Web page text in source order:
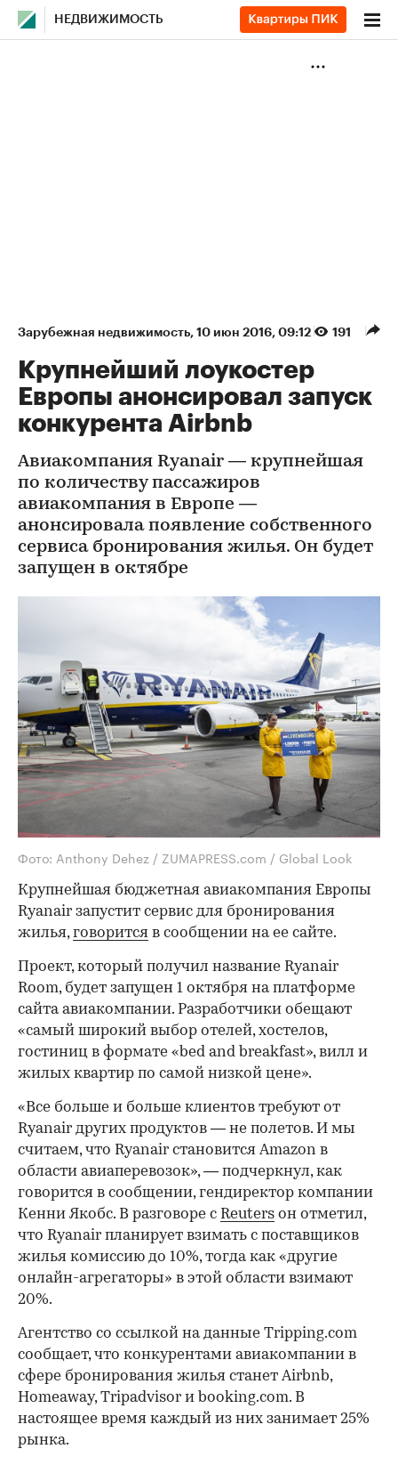
НЕДВИЖИМОСТЬ
Зарубежная недвижимость⁠, 10 июн 2016, 09:12 191
Крупнейший лоукостер
Европы анонсировал запуск
конкурента Airbnb
Авиакомпания Ryanair — крупнейшая
по количеству пассажиров
авиакомпания в Европе —
анонсировала появление собственного
сервиса бронирования жилья. Он будет
запущен в октябре
Фото: Anthony Dehez / ZUMAPRESS.com / Global Look
Крупнейшая бюджетная авиакомпания Европы
Ryanair запустит сервис для бронирования
жилья,говорится в сообщении на ее сайте.
Проект, который получил название Ryanair
Room, будет запущен 1 октября на платформе
сайта авиакомпании. Разработчики обещают
«самый широкий выбор отелей, хостелов,
гостиниц в формате «bed and breakfast», вилл и
жилых квартир по самой низкой цене».
«Все больше и больше клиентов требуют от
Ryanair других продуктов — не полетов. И мы
считаем, что Ryanair становится Amazon в
области авиаперевозок», — подчеркнул, как
говорится в сообщении, гендиректор компании
Кенни Якобс. В разговоре c Reuters он отметил,
что Ryanair планирует взимать с поставщиков
жилья комиссию до 10%, тогда как «другие
онлайн-агрегаторы» в этой области взимают
20%.
Агентство со ссылкой на данные Tripping.com
сообщает, что конкурентами авиакомпании в
сфере бронирования жилья станет Airbnb,
Homeaway, Tripadvisor и booking.com. В
настоящее время каждый из них занимает 25%
рынка.